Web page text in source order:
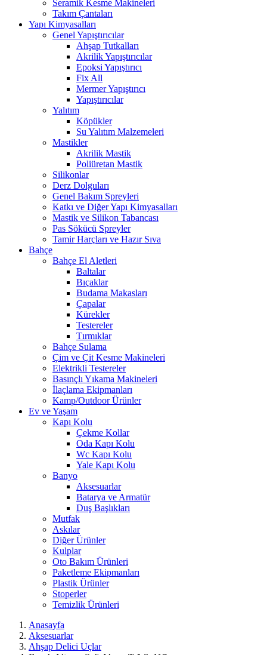
Seramik Kesme Makineleri
Takım Çantaları
Yapı Kimyasalları
Genel Yapıştırıcılar
Ahşap Tutkalları
Akrilik Yapıştırıcılar
Epoksi Yapıştırıcı
Fix All
Mermer Yapıştırıcı
Yapıştırıcılar
Yalıtım
Köpükler
Su Yalıtım Malzemeleri
Mastikler
Akrilik Mastik
Poliüretan Mastik
Silikonlar
Derz Dolguları
Genel Bakım Spreyleri
Katkı ve Diğer Yapı Kimyasalları
Mastik ve Silikon Tabancası
Pas Sökücü Spreyler
Tamir Harçları ve Hazır Sıva
Bahçe
Bahçe El Aletleri
Baltalar
Bıçaklar
Budama Makasları
Çapalar
Kürekler
Testereler
Tırmıklar
Bahçe Sulama
Çim ve Çit Kesme Makineleri
Elektrikli Testereler
Basınçlı Yıkama Makineleri
İlaçlama Ekipmanları
Kamp/Outdoor Ürünler
Ev ve Yaşam
Kapı Kolu
Çekme Kollar
Oda Kapı Kolu
Wc Kapı Kolu
Yale Kapı Kolu
Banyo
Aksesuarlar
Batarya ve Armatür
Duş Başlıkları
Mutfak
Askılar
Diğer Ürünler
Kulplar
Oto Bakım Ürünleri
Paketleme Ekipmanları
Plastik Ürünler
Stoperler
Temizlik Ürünleri
Anasayfa
Aksesuarlar
Ahşap Delici Uçlar